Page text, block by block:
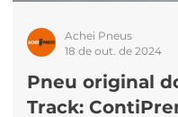
Pneu original
Track:
Achei Pneus
18 de out. de 2024